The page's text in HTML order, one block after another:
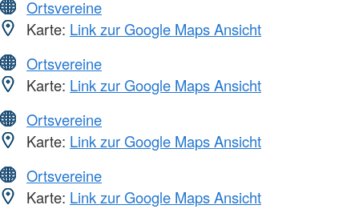
Ortsvereine
Karte: Link zur Google Maps Ansicht
Ortsvereine
Karte: Link zur Google Maps Ansicht
Ortsvereine
Karte: Link zur Google Maps Ansicht
Ortsvereine
Karte: Link zur Google Maps Ansicht